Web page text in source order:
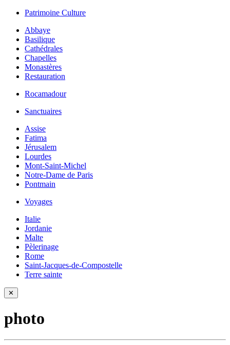
Patrimoine Culture
Abbaye
Basilique
Cathédrales
Chapelles
Monastères
Restauration
Rocamadour
Sanctuaires
Assise
Fatima
Jérusalem
Lourdes
Mont-Saint-Michel
Notre-Dame de Paris
Pontmain
Voyages
Italie
Jordanie
Malte
Pèlerinage
Rome
Saint-Jacques-de-Compostelle
Terre sainte
✕
photo